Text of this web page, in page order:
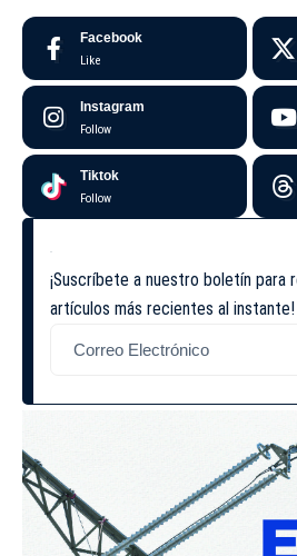
Facebook
Like
Instagram
Follow
Tiktok
Follow
¡Suscríbete a nuestro boletín para
artículos más recientes al instante!